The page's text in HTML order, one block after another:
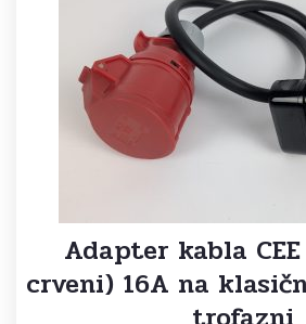
Adapter kabla
crveni) 16A na